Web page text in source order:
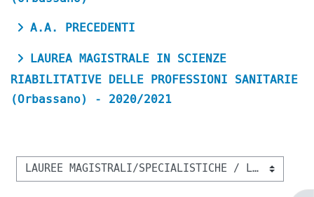
A.A. PRECEDENTI
LAUREA MAGISTRALE IN SCIENZE
RIABILITATIVE DELLE PROFESSIONI SANITARIE
(Orbassano) - 2020/2021
Categorie di corso